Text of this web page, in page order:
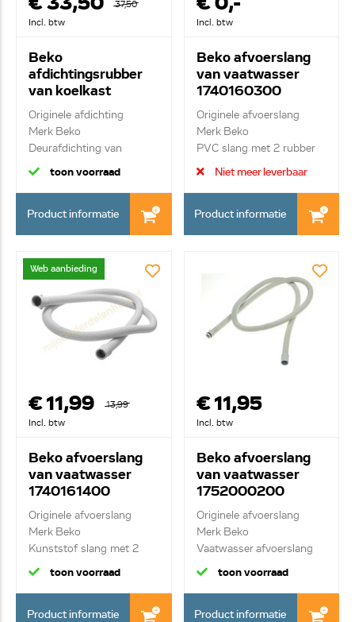
37,50
Incl. btw
Beko
afdichtingsrubber
van koelkast
4668510200
Originele afdichting
Merk Beko
Deurafdichting van
koelgede...
toon voorraad
Product informatie
Incl. btw
Beko afvoerslang
van vaatwasser
1740160300
Originele afvoerslang
Merk Beko
PVC slang met 2 rubber
t...
Niet meer leverbaar
Product informatie
Web aanbieding
€ 11,99
13,99
Incl. btw
Beko afvoerslang
van vaatwasser
1740161400
C00912521
Originele afvoerslang
Merk Beko
Kunststof slang met 2
rubb...
toon voorraad
Product informatie
€ 11,95
Incl. btw
Beko afvoerslang
van vaatwasser
1752000200
Originele afvoerslang
Merk Beko
Vaatwasser afvoerslang
L=2...
toon voorraad
Product informatie